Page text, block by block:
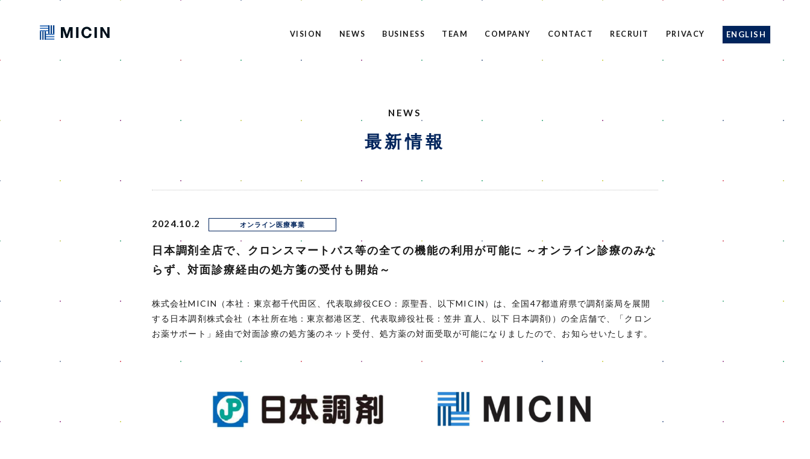
ENGLISH
NEWS
最新情報
2024.10.2 オンライン医療事業
日本調剤全店で、クロンスマートパス等の全ての機能の利用が可能に ～オンライン診療のみな
らず、対面診療経由の処方箋の受付も開始～
株式会社MICIN（本社：東京都千代田区、代表取締役CEO：原聖吾、以下MICIN）は、全国47都道府県で調剤薬局を展開
する日本調剤株式会社（本社所在地：東京都港区芝、代表取締役社長：笠井 直人、以下 日本調剤)）の全店舗で、「クロン
お薬サポート」経由で対面診療の処方箋のネット受付、処方薬の対面受取が可能になりましたので、お知らせいたします。